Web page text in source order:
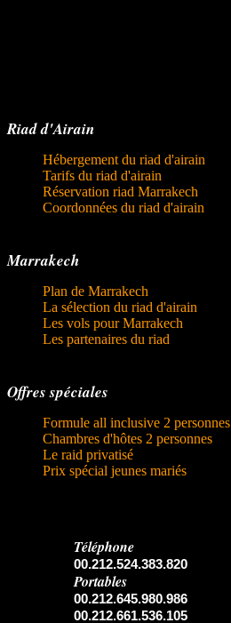
Riad d'Airain
Hébergement du riad d'airain
Tarifs du riad d'airain
Réservation riad Marrakech
Coordonnées du riad d'airain
Marrakech
Plan de Marrakech
La sélection du riad d'airain
Les vols pour Marrakech
Les partenaires du riad
Offres spéciales
Formule all inclusive 2 personnes
Chambres d'hôtes 2 personnes
Le raid privatisé
Prix spécial jeunes mariés
Téléphone
00.212.524.383.820
Portables
00.212.645.980.986
00.212.661.536.105